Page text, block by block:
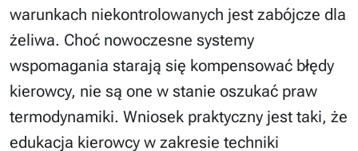
warunkach niekontrolowanych jest zabójcze dla
żeliwa. Choć nowoczesne systemy
wspomagania starają się kompensować błędy
kierowcy, nie są one w stanie oszukać praw
termodynamiki. Wniosek praktyczny jest taki, że
edukacja kierowcy w zakresie techniki